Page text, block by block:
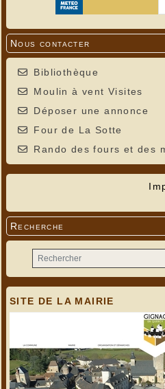
Nous contacter
Bibliothèque
Moulin à vent Visites
Déposer une annonce
Four de La Sotte
Rando des fours et des
Recherche
SITE DE LA MAIRIE